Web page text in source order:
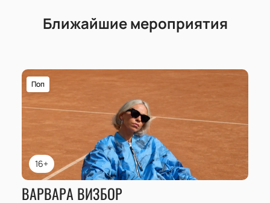
восприятия.
В этот вечер на сцене клуба «16 Тонн» Илья
полюбившиеся треки и совместные работы со
своими друзьями.
Ближайшие мероприятия
16+
Поп
ВАРВАРА ВИЗБОР